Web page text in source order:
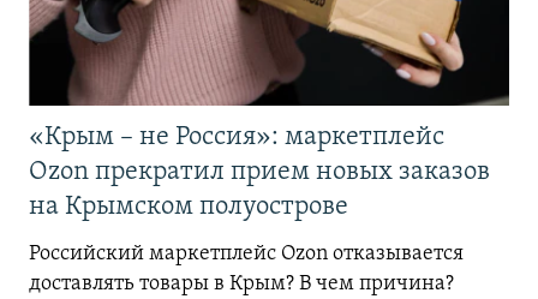
«Крым – не Россия»: маркетплейс
Ozon прекратил прием новых заказов
на Крымском полуострове
Российский маркетплейс Ozon отказывается
доставлять товары в Крым? В чем причина?